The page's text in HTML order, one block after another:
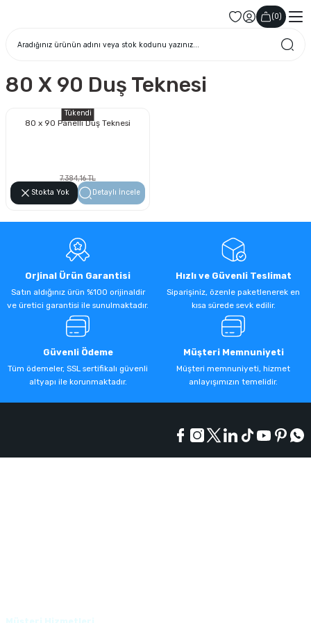
(0)
80 X 90 Duş Teknesi
Tükendi
80 x 90 Panelli Duş Teknesi
7.384,16 TL
4.208,97 TL
Stokta Yok Detaylı İncele
Orjinal Ürün Garantisi
Satın aldığınız ürün %100 orijinaldir
ve üretici garantisi ile sunulmaktadır.
Hızlı ve Güvenli Teslimat
Siparişiniz, özenle paketlenerek en
kısa sürede sevk edilir.
Güvenli Ödeme
Tüm ödemeler, SSL sertifikalı güvenli
altyapı ile korunmaktadır.
Müşteri Memnuniyeti
Müşteri memnuniyeti, hizmet
anlayışımızın temelidir.